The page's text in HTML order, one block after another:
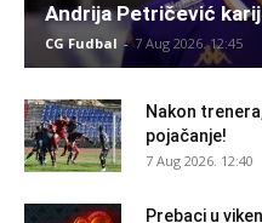
Andrija Petričević
CG Fudbal - 7 Aug 2026. 12:45
Nakon
pojačanje!
7 Aug 2026. 12:40
Prebaci u